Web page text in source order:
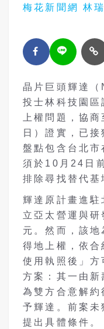
梅花新聞網 林
晶片巨頭輝達
投士林科技園
上權問題，協
日）證實，已
盤點包含台北市
須於10月24日
排除尋找替代基
輝達原計畫進
立亞太營運與
元。然而，該地
得地上權，依
使用執照後」方
方案：其一由新
為雙方合意解約
予輝達。前案未
提出具體條件。